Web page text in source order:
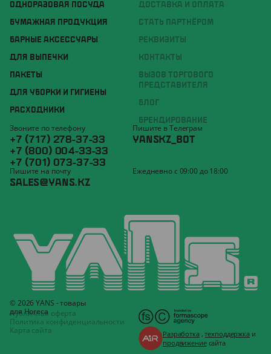
ОДНОРАЗОВАЯ ПОСУДА
БУМАЖНАЯ ПРОДУКЦИЯ
БАРНЫЕ АКСЕССУАРЫ
ДЛЯ ВЫПЕЧКИ
ПАКЕТЫ
ДЛЯ УБОРКИ И ГИГИЕНЫ
РАСХОДНИКИ
ДОСТАВКА И ОПЛАТА
СТАТЬ ПАРТНЁРОМ
РЕКВИЗИТЫ
КОНТАКТЫ
ВЫЗОВ ТОРГОВОГО
ПРЕДСТАВИТЕЛЯ
БЛОГ
БРЕНДИРОВАНИЕ
Звоните по телефону
+7 (717) 278-37-33
+7 (800) 004-33-33
+7 (701) 073-37-33
Пишите в Телеграм
YANSKZ_BOT
Пишите на почту
SALES@YANS.KZ
Ежедневно с 09:00 до 18:00
© 2026 YANS - товары
для Horeca
Публичная оферта
Политика конфиденциальности
Карта сайта
Разработка,техподдержка и
продвижениесайта